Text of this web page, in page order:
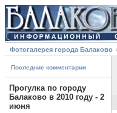
Фотогалерея города Балаково
Последние комментарии
Прогулка по городу
Балаково в 2010 году - 2
июня